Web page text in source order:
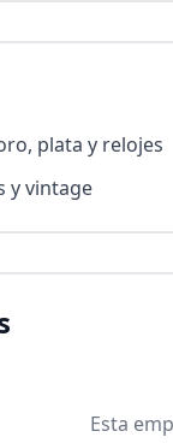
plata y relojes
y vintage
Esta